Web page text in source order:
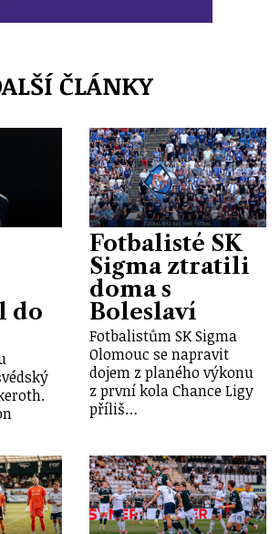
ČLÁNKY
do
Fotbalisté SK
Sigma ztratili
doma s
Boleslaví
Fotbalistům SK Sigma
Olomouc se napravit
dojem z planého výkonu
z první kola Chance Ligy
příliš…